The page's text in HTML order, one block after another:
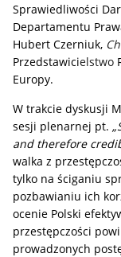
Sprawiedliwości
Departamentu
Hubert Czerniuk,
Przedstawicielstwo
Europy.
W trakcie dyskusji
sesji plenarnej pt.
and therefore
walka z
tylko na ściganiu
pozbawianiu ich
ocenie Polski
przestępczości
prowadzonych